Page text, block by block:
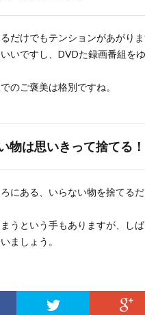
だけでもテンションがあがりま
いですし、DVDた録画番組を
のご褒美は格別ですね。
物は思いきって捨てる！
にある、いらない物を捨てる
うという手もありますが、し
ましょう。